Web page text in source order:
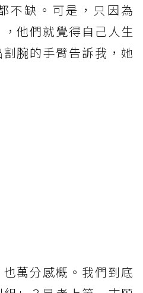
不缺。可是，只因為
，他們就覺得自己人生
腕的手臂告訴我，她
萬分感概。我們到底